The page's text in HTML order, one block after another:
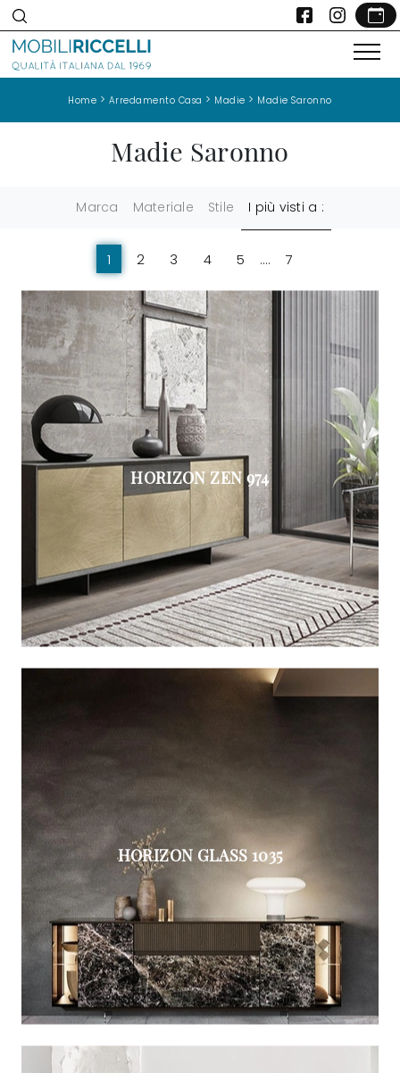
Home > Arredamento Casa > Madie > Madie Saronno
Madie Saronno
Marca Materiale Stile I più visti a :
1 2 3 4 5 .... 7
HORIZON ZEN 974
HORIZON GLASS 1035